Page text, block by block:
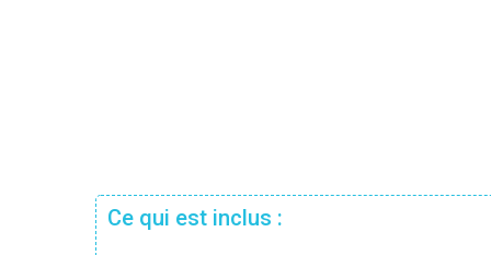
Ce qui est inclus :